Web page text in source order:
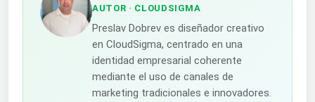
AUTOR · CLOUDSIGMA
Preslav Dobrev es diseñador creativo
en CloudSigma, centrado en una
identidad empresarial coherente
mediante el uso de canales de
marketing tradicionales e innovadores.